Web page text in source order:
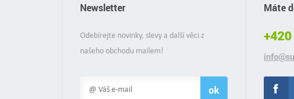
Newsletter
Odebírejte novinky, slevy a další věci z
našeho obchodu mailem!
ok
Máte